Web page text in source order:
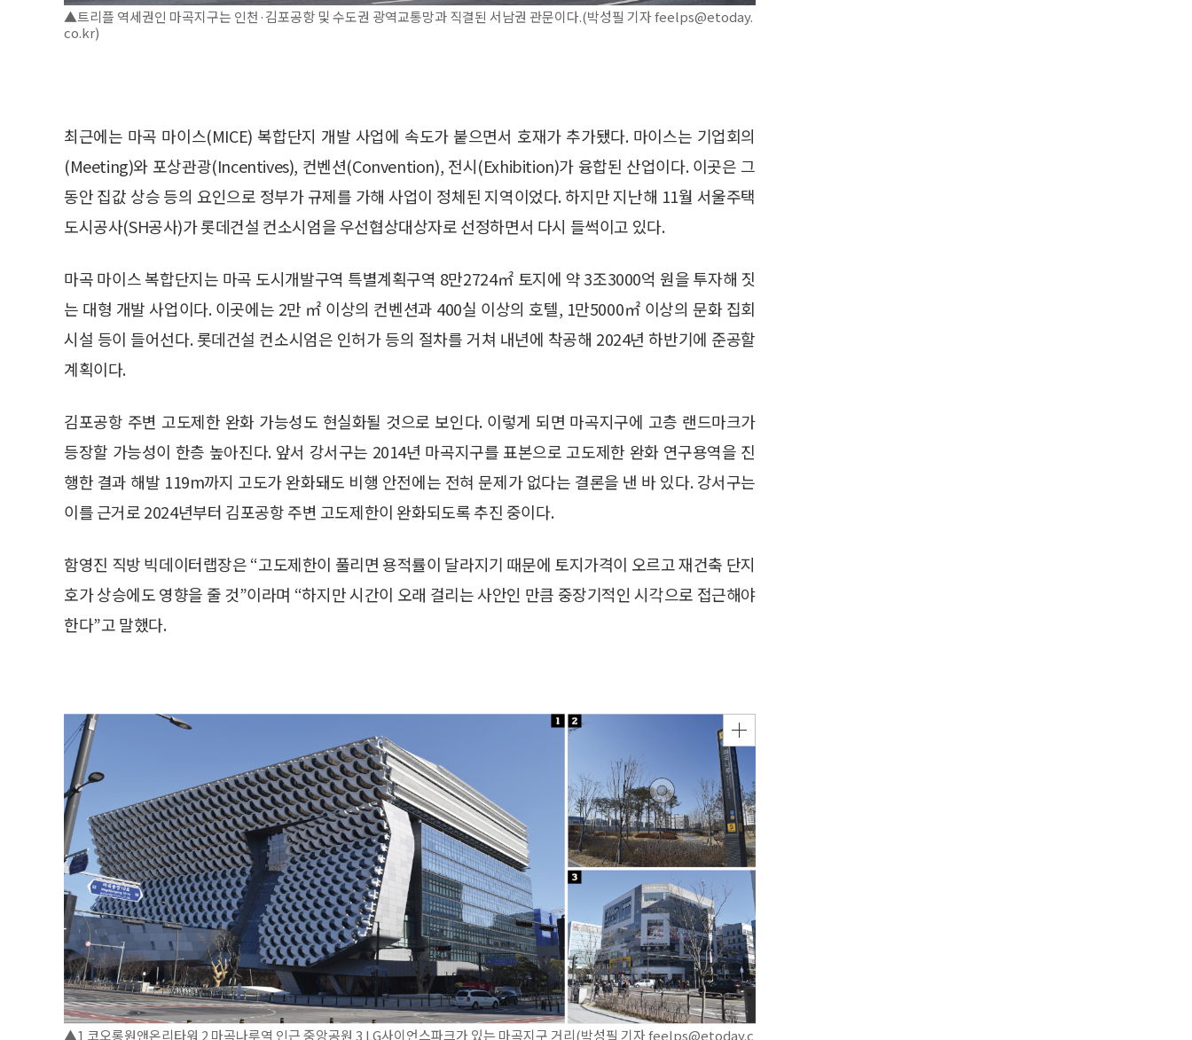
▲트리플 역세권인 마곡지구는 인천·김포공항 및 수도권 광역교통망과 직결된 서남권 관문이다.(박성필 기자 feelps@etoday.
co.kr)
최근에는 마곡 마이스(MICE) 복합단지 개발 사업에 속도가 붙으면서 호재가 추가됐다. 마이스는 기업회의
(Meeting)와 포상관광(Incentives), 컨벤션(Convention), 전시(Exhibition)가 융합된 산업이다. 이곳은 그
동안 집값 상승 등의 요인으로 정부가 규제를 가해 사업이 정체된 지역이었다. 하지만 지난해 11월 서울주택
도시공사(SH공사)가 롯데건설 컨소시엄을 우선협상대상자로 선정하면서 다시 들썩이고 있다.
마곡 마이스 복합단지는 마곡 도시개발구역 특별계획구역 8만2724㎡ 토지에 약 3조3000억 원을 투자해 짓
는 대형 개발 사업이다. 이곳에는 2만 ㎡ 이상의 컨벤션과 400실 이상의 호텔, 1만5000㎡ 이상의 문화 집회
시설 등이 들어선다. 롯데건설 컨소시엄은 인허가 등의 절차를 거쳐 내년에 착공해 2024년 하반기에 준공할
계획이다.
김포공항 주변 고도제한 완화 가능성도 현실화될 것으로 보인다. 이렇게 되면 마곡지구에 고층 랜드마크가
등장할 가능성이 한층 높아진다. 앞서 강서구는 2014년 마곡지구를 표본으로 고도제한 완화 연구용역을 진
행한 결과 해발 119m까지 고도가 완화돼도 비행 안전에는 전혀 문제가 없다는 결론을 낸 바 있다. 강서구는
이를 근거로 2024년부터 김포공항 주변 고도제한이 완화되도록 추진 중이다.
함영진 직방 빅데이터랩장은 “고도제한이 풀리면 용적률이 달라지기 때문에 토지가격이 오르고 재건축 단지
호가 상승에도 영향을 줄 것”이라며 “하지만 시간이 오래 걸리는 사안인 만큼 중장기적인 시각으로 접근해야
한다”고 말했다.
▲1 코오롱원앤온리타워 2 마곡나루역 인근 중앙공원 3 LG사이언스파크가 있는 마곡지구 거리(박성필 기자 feelps@etoday.c